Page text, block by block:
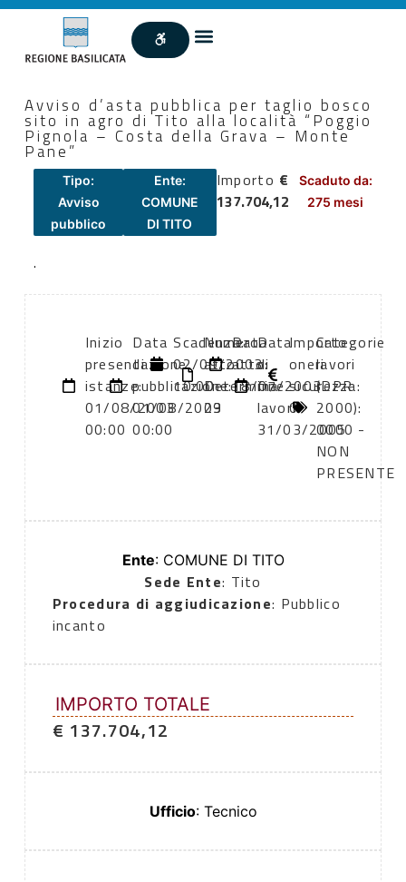
Avviso d’asta pubblica per taglio bosco
sito in agro di Tito alla località “Poggio
Pignola – Costa della Grava – Monte
Pane”
Tipo:
Avviso
pubblico
Ente:
COMUNE
DI TITO
Importo €
137.704,12
Scaduto da:
275 mesi
.
Inizio
presentazione
istanze:
01/08/2003
00:00
Data
di
pubblicazione:
01/08/2003
00:00
Scadenza:
02/09/2003
10:00
Numero
atto:
Determina
29
Data
atto:
18/07/2003
Data
di
fine
lavori:
31/03/2005
Importo
oneri
sicurezza:
0
Categorie
lavori
(DPR
2000):
0000 -
NON
PRESENTE
Ente: COMUNE DI TITO
Sede Ente: Tito
Procedura di aggiudicazione: Pubblico
incanto
IMPORTO TOTALE
€ 137.704,12
Ufficio: Tecnico